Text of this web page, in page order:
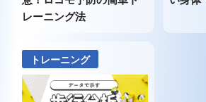
レーニング法
トレーニング